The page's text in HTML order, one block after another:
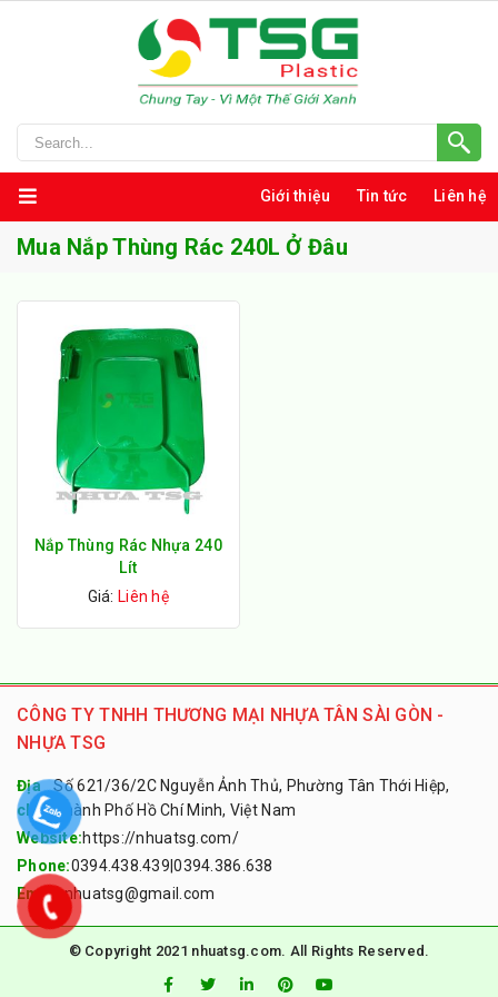
Giới thiệu Tin tức Liên hệ
Mua Nắp Thùng Rác 240L Ở Đâu
Nắp Thùng Rác Nhựa 240
Lít
Giá: Liên hệ
CÔNG TY TNHH THƯƠNG MẠI NHỰA TÂN SÀI GÒN -
NHỰA TSG
Địa
chỉ:
Số 621/36/2C Nguyễn Ảnh Thủ, Phường Tân Thới Hiệp,
Thành Phố Hồ Chí Minh, Việt Nam
Website:https://nhuatsg.com/
Phone:0394.438.439 |0394.386.638
Email:nhuatsg@gmail.com
© Copyright 2021 nhuatsg.com. All Rights Reserved.